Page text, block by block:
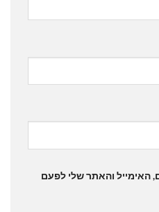
האימייל והאתר שלי לפעם